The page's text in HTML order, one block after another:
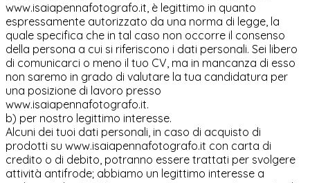
www.isaiapennafotografo.it, è legittimo in quanto
espressamente autorizzato da una norma di legge, la
quale specifica che in tal caso non occorre il consenso
della persona a cui si riferiscono i dati personali. Sei libero
di comunicarci o meno il tuo CV, ma in mancanza di esso
non saremo in grado di valutare la tua candidatura per
una posizione di lavoro presso
www.isaiapennafotografo.it.
b) per nostro legittimo interesse.
Alcuni dei tuoi dati personali, in caso di acquisto di
prodotti su www.isaiapennafotografo.it con carta di
credito o di debito, potranno essere trattati per svolgere
attività antifrode; abbiamo un legittimo interesse a